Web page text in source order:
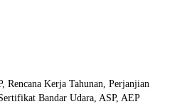
Rencana Kerja Tahunan, Perjanjian
Bandar Udara, ASP, AEP